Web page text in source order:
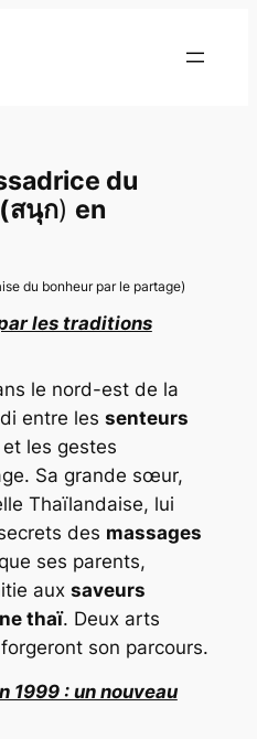
du
สนุก) en
du bonheur par le partage)
les traditions
le nord-est de la
entre les senteurs
et les gestes
Sa grande sœur,
Thaïlandaise, lui
des massages
ses parents,
aux saveurs
thaï. Deux arts
son parcours.
1999 : un nouveau